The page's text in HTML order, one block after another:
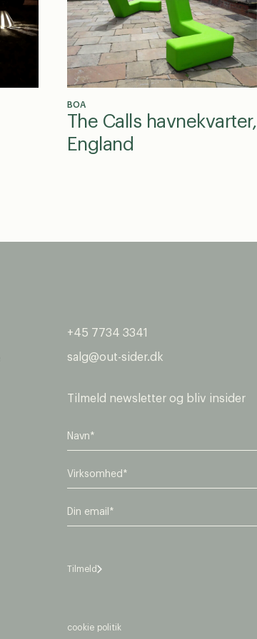
BOA
The Calls havnekvarter,
England
+45 7734 3341
salg@out-sider.dk
Tilmeld newsletter og bliv insider
V
k
s
h
E
l
Tilmeld
cookie politik